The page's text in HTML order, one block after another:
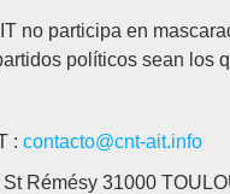
no participa en
políticos sean los
: contacto@cnt-ait.info
Rémésy 31000